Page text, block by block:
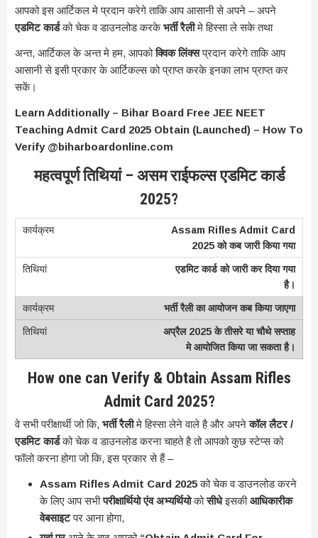
आपको इस आर्टिकल मे प्रदान करेगे ताकि आप आसानी से अपने – अपने
एडमिट कार्डको चेक व डाउनलोड करकेभर्ती रैलीमे हिस्सा ले सके तथा
अन्त, आर्टिकल के अन्त मे हम, आपकोक्विक लिंक्सप्रदान करेगे ताकि आप
आसानी से इसी प्रकार के आर्टिकल्स को प्राप्त करके इनका लाभ प्राप्त कर
सकें।
Learn Additionally – Bihar Board Free JEE NEET
Teaching Admit Card 2025 Obtain (Launched) – How To
Verify @biharboardonline.com
महत्वपूर्ण तिथियां – असम राईफल्स एडमिट कार्ड
2025?
Assam Rifles Admit Card
2025 को कब जारी किया गया
एडमिट कार्ड को जारी कर दिया गया
है।
भर्ती रैली का आयोजन कब किया जाएगा
अप्रैल 2025 के तीसरे या चौथे सप्ताह
मे आयोजित किया जा सकता है।
How one can Verify & Obtain Assam Rifles
Admit Card 2025?
वे सभी परीक्षार्थी जो कि, भर्ती रैलीमे हिस्सा लेने वाले है और अपनेकॉल लैटर /
एडमिट कार्डको चेक व डाउनलोड करना चाहते है तो आपको कुछ स्टेप्स को
फॉलो करना होगा जो कि, इस प्रकार से हैं –
Assam Rifles Admit Card 2025को चेक व डाउनलोड करने
के लिए आप सभीपरीक्षार्थियो एंव अभ्यर्थियोकोसीधेइसकीआधिकारीक
वेबसाइटपर आना होगा,